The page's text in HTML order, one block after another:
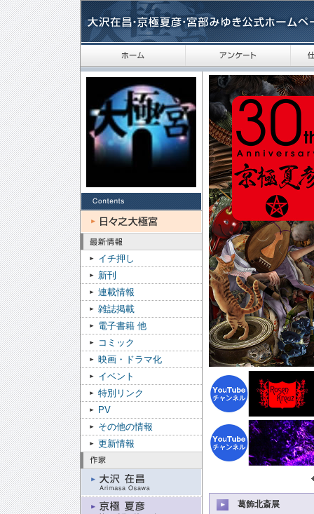
イチ押し
新刊
連載情報
雑誌掲載
電子書籍 他
コミック
映画・ドラマ化
イベント
特別リンク
PV
その他の情報
更新情報
葛飾北斎展